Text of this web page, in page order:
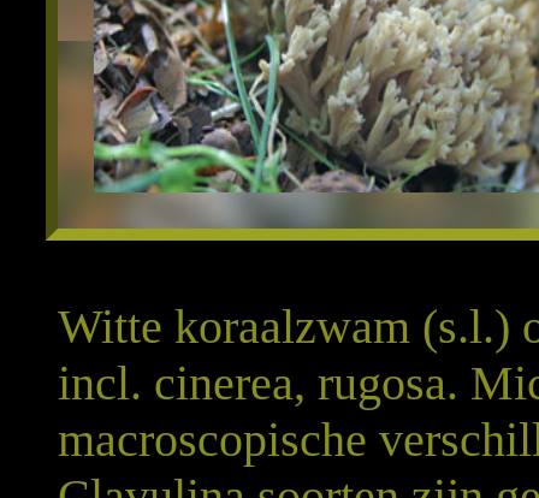
Witte koraalzwam (s.l.)
incl. cinerea, rugosa.
macroscopische